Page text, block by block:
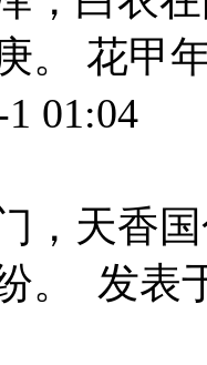
。 花甲
01:04
，天香
。 发表